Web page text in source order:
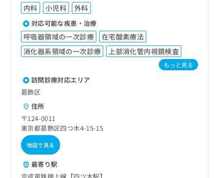
内科 小児科 外科
対応可能な疾患・治療
呼吸器領域の一次診療
在宅酸素療法
消化器系領域の一次診療
上部消化管内視鏡検査
もっと見る
訪問診療対応エリア
葛飾区
住所
〒124-0011
東京都葛飾区四つ木4-15-15
地図で見る
最寄り駅